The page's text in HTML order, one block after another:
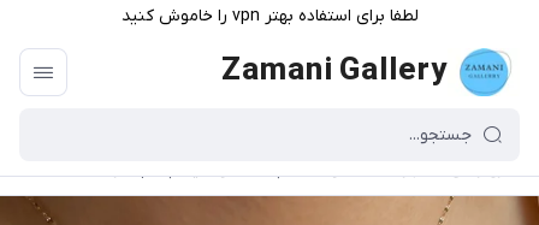
لطفا برای استفاده بهتر vpn را خاموش کنید
Zamani Gallery